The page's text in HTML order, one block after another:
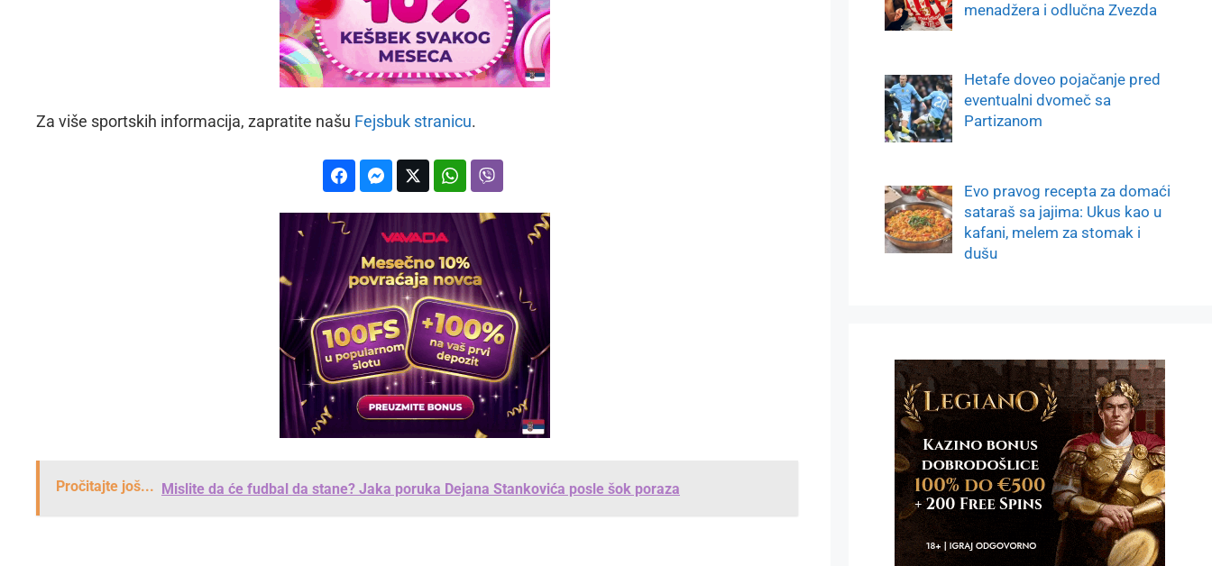
Za više sportskih informacija, zapratite našu Fejsbuk stranicu.
Pročitajte još... Mislite da će fudbal da stane? Jaka poruka Dejana Stankovića posle šok poraza
menadžera i odlučna Zvezda
Hetafe doveo pojačanje pred
eventualni dvomeč sa
Partizanom
Evo pravog recepta za domaći
sataraš sa jajima: Ukus kao u
kafani, melem za stomak i
dušu